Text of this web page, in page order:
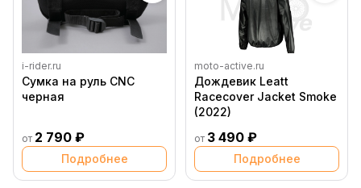
i-rider.ru
Сумка на руль CNC
черная
от 2 790 ₽
Подробнее
moto-active.ru
Дождевик Leatt
Racecover Jacket Smoke
(2022)
от 3 490 ₽
Подробнее